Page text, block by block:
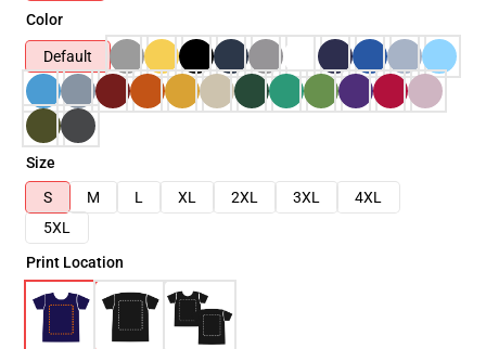
Color
Default
Size
S
M L XL 2XL 3XL
4XL
5XL
Print Location